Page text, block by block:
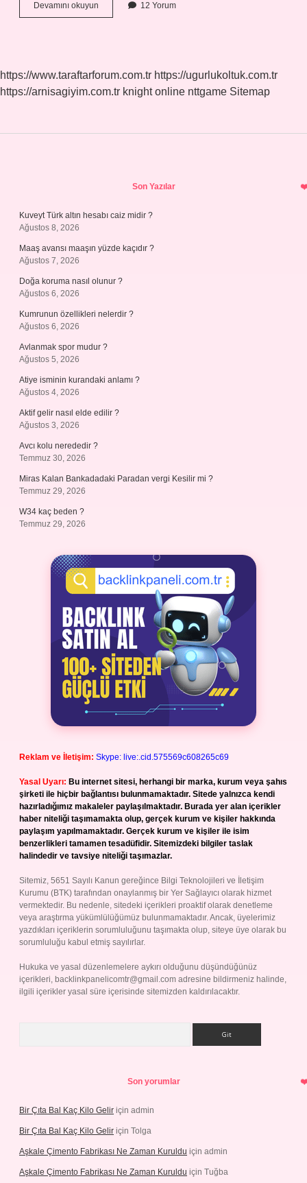
Devamını okuyun
Sağlam
12 Yorum
https://www.taraftarforum.com.tr https://ugurlukoltuk.com.tr
https://arnisagiyim.com.tr knight online nttgame Sitemap
Son Yazılar
Kuveyt Türk altın hesabı caiz midir ?
Ağustos 8, 2026
Maaş avansı maaşın yüzde kaçıdır ?
Ağustos 7, 2026
Doğa koruma nasıl olunur ?
Ağustos 6, 2026
Kumrunun özellikleri nelerdir ?
Ağustos 6, 2026
Avlanmak spor mudur ?
Ağustos 5, 2026
Atiye isminin kurandaki anlamı ?
Ağustos 4, 2026
Aktif gelir nasıl elde edilir ?
Ağustos 3, 2026
Avcı kolu nerededir ?
Temmuz 30, 2026
Miras Kalan Bankadadaki Paradan vergi Kesilir mi ?
Temmuz 29, 2026
W34 kaç beden ?
Temmuz 29, 2026
Reklam ve İletişim: Skype: live:.cid.575569c608265c69
Yasal Uyarı: Bu internet sitesi, herhangi bir marka, kurum veya şahıs
şirketi ile hiçbir bağlantısı bulunmamaktadır. Sitede yalnızca kendi
hazırladığımız makaleler paylaşılmaktadır. Burada yer alan içerikler
haber niteliği taşımamakta olup, gerçek kurum ve kişiler hakkında
paylaşım yapılmamaktadır. Gerçek kurum ve kişiler ile isim
benzerlikleri tamamen tesadüfidir. Sitemizdeki bilgiler taslak
halindedir ve tavsiye niteliği taşımazlar.
Sitemiz, 5651 Sayılı Kanun gereğince Bilgi Teknolojileri ve İletişim
Kurumu (BTK) tarafından onaylanmış bir Yer Sağlayıcı olarak hizmet
vermektedir. Bu nedenle, sitedeki içerikleri proaktif olarak denetleme
veya araştırma yükümlülüğümüz bulunmamaktadır. Ancak, üyelerimiz
yazdıkları içeriklerin sorumluluğunu taşımakta olup, siteye üye olarak bu
sorumluluğu kabul etmiş sayılırlar.
Hukuka ve yasal düzenlemelere aykırı olduğunu düşündüğünüz
içerikleri, backlinkpanelicomtr@gmail.com adresine bildirmeniz halinde,
ilgili içerikler yasal süre içerisinde sitemizden kaldırılacaktır.
Son yorumlar
Bir Çıta Bal Kaç Kilo Gelir için admin
Bir Çıta Bal Kaç Kilo Gelir için Tolga
Aşkale Çimento Fabrikası Ne Zaman Kuruldu için admin
Aşkale Çimento Fabrikası Ne Zaman Kuruldu için Tuğba